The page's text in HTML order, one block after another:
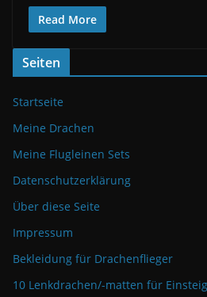
Read More
Seiten
Startseite
Meine Drachen
Meine Flugleinen Sets
Datenschutzerklärung
Über diese Seite
Impressum
Bekleidung für Drachenflieger
10 Lenkdrachen/-matten für